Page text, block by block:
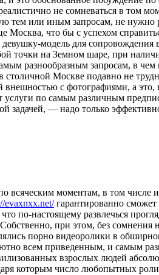
не сомневаться в том
тем или иным запросам, не нужно
Москва, что бы с успехом
девушку-модель для сопровождения
точки на Земном шаре, при
разнообразным запросам, в чем
Москве подавно не
с фотографиями, а это,
по самым различным
задачей, — надо только
всяческим моментам, в том числе
evaxnxx.net/гарантированно сможет
по-настоящему развлечься
при этом, без
порно видеоролики в
всем приведенным, и самым
взрослых людей
которым число любопытных